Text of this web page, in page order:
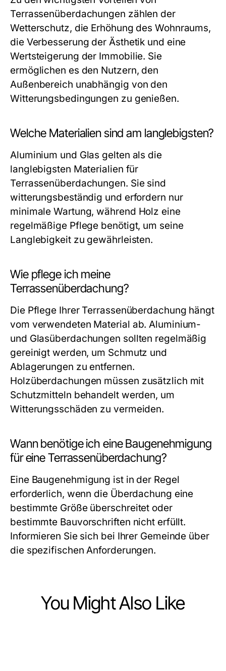
Terrassenüberdachungen zählen der
Wetterschutz, die Erhöhung des Wohnraums,
die Verbesserung der Ästhetik und eine
Wertsteigerung der Immobilie. Sie
ermöglichen es den Nutzern, den
Außenbereich unabhängig von den
Witterungsbedingungen zu genießen.
Welche Materialien sind am langlebigsten?
Aluminium und Glas gelten als die
langlebigsten Materialien für
Terrassenüberdachungen. Sie sind
witterungsbeständig und erfordern nur
minimale Wartung, während Holz eine
regelmäßige Pflege benötigt, um seine
Langlebigkeit zu gewährleisten.
Wie pflege ich meine
Terrassenüberdachung?
Die Pflege Ihrer Terrassenüberdachung hängt
vom verwendeten Material ab. Aluminium-
und Glasüberdachungen sollten regelmäßig
gereinigt werden, um Schmutz und
Ablagerungen zu entfernen.
Holzüberdachungen müssen zusätzlich mit
Schutzmitteln behandelt werden, um
Witterungsschäden zu vermeiden.
Wann benötige ich eine Baugenehmigung
für eine Terrassenüberdachung?
Eine Baugenehmigung ist in der Regel
erforderlich, wenn die Überdachung eine
bestimmte Größe überschreitet oder
bestimmte Bauvorschriften nicht erfüllt.
Informieren Sie sich bei Ihrer Gemeinde über
die spezifischen Anforderungen.
You Might Also Like